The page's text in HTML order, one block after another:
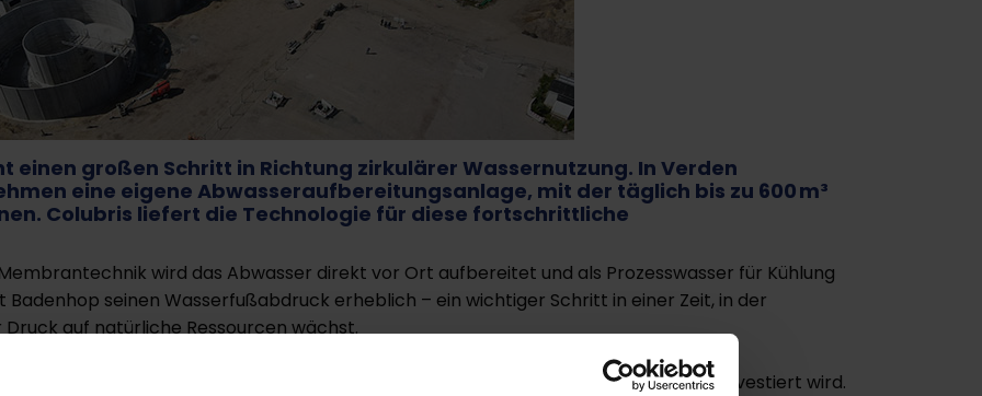
einen großen Schritt in Richtung zirkulärer Wassernutzung. In Verden
eine eigene Abwasseraufbereitungsanlage, mit der täglich bis zu 600 m³
Colubris liefert die Technologie für diese fortschrittliche
wird das Abwasser direkt vor Ort aufbereitet und als Prozesswasser für Kühlung
Badenhop seinen Wasserfußabdruck erheblich – ein wichtiger Schritt in einer Zeit, in der
auf natürliche Ressourcen wächst.
in deren Rahmen auch stark in Solarenergie und Energieeffizienz investiert wird.